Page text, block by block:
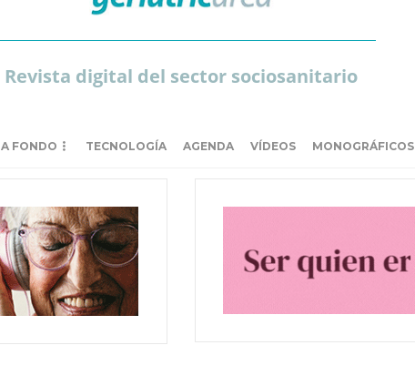
Revista digital del sector sociosanitario
A FONDO TECNOLOGÍA AGENDA VÍDEOS MONOGRÁFICOS